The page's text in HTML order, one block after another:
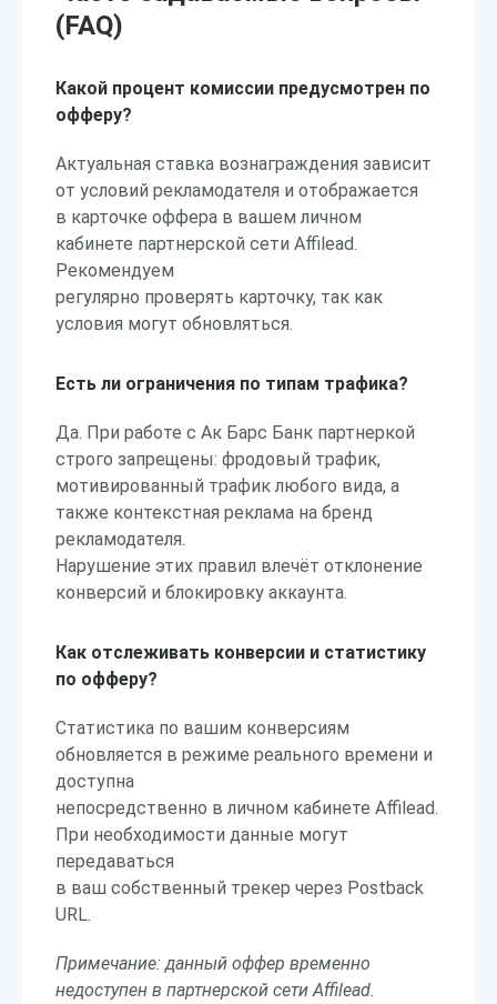
(FAQ)
Какой процент комиссии предусмотрен по
офферу?
Актуальная ставка вознаграждения зависит
от условий рекламодателя и отображается
в карточке оффера в вашем личном
кабинете партнерской сети Affilead.
Рекомендуем
регулярно проверять карточку, так как
условия могут обновляться.
Есть ли ограничения по типам трафика?
Да. При работе с Ак Барс Банк партнеркой
строго запрещены: фродовый трафик,
мотивированный трафик любого вида, а
также контекстная реклама на бренд
рекламодателя.
Нарушение этих правил влечёт отклонение
конверсий и блокировку аккаунта.
Как отслеживать конверсии и статистику
по офферу?
Статистика по вашим конверсиям
обновляется в режиме реального времени и
доступна
непосредственно в личном кабинете Affilead.
При необходимости данные могут
передаваться
в ваш собственный трекер через Postback
URL.
Примечание: данный оффер временно
недоступен в партнерской сети Affilead.